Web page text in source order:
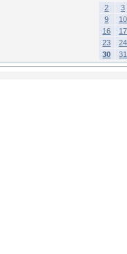
2
3
9
10
16
17
23
24
30
31